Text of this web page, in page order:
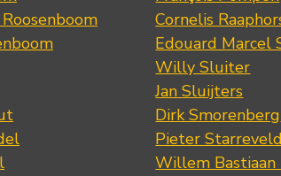
Cornelis
Edouard Marcel
Willy Sluiter
Jan Sluijters
Dirk Smorenberg
Pieter Starreveld
Willem